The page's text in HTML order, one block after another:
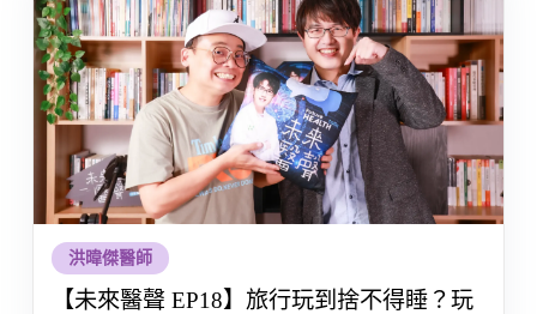
洪暐傑醫師
【未來醫聲 EP18】旅行玩到捨不得睡？玩